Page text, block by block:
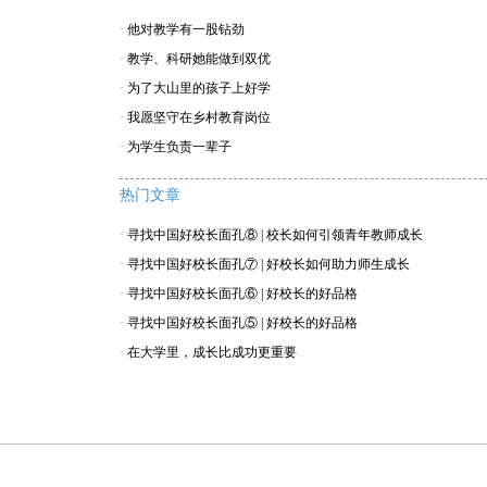
· 他对教学有一股钻劲
· 教学、科研她能做到双优
· 为了大山里的孩子上好学
· 我愿坚守在乡村教育岗位
· 为学生负责一辈子
热门文章
· 寻找中国好校长面孔⑧ | 校长如何引领青年教师成长
· 寻找中国好校长面孔⑦ | 好校长如何助力师生成长
· 寻找中国好校长面孔⑥ | 好校长的好品格
· 寻找中国好校长面孔⑤ | 好校长的好品格
· 在大学里，成长比成功更重要